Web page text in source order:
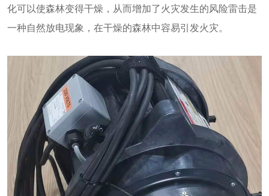
化可以使森林变得干燥，从而增加了火灾发生的风险雷击是
一种自然放电现象，在干燥的森林中容易引发火灾。